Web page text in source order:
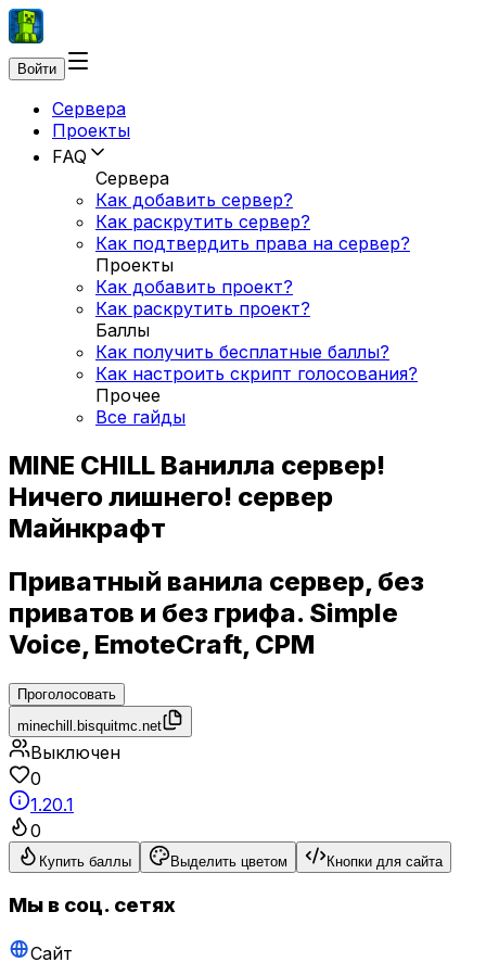
Войти
Сервера
Проекты
FAQ
Сервера
Как добавить сервер?
Как раскрутить сервер?
Как подтвердить права на сервер?
Проекты
Как добавить проект?
Как раскрутить проект?
Баллы
Как получить бесплатные баллы?
Как настроить скрипт голосования?
Прочее
Все гайды
MINE CHILL Ванилла сервер!
Ничего лишнего! сервер
Майнкрафт
Приватный ванила сервер, без
приватов и без грифа. Simple
Voice, EmoteCraft, CPM
Проголосовать
minechill.bisquitmc.net
Выключен
0
1.20.1
0
Купить баллы Выделить цветом Кнопки для сайта
Мы в соц. сетях
Сайт